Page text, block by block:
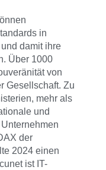
in
damit ihre
Über 1000
von
Gesellschaft. Zu
mehr als
und
der
2024 einen
ist IT-